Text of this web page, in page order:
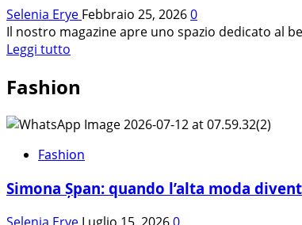
Selenia Erye Febbraio 25, 20260
Il nostro magazine apre uno spazio dedicato al
Leggi tutto
più
Nasce
la
nuova
di
Fashion
Fashion
Simona Șpan: quando l’alta moda
Selenia Erye Luglio 15, 20260